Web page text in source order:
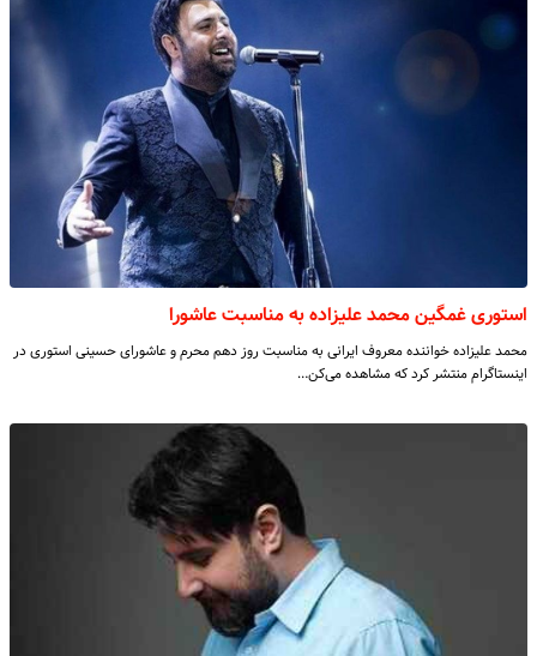
استوری غمگین محمد علیزاده به مناسبت عاشورا
محمد علیزاده خواننده معروف ایرانی به مناسبت روز دهم محرم و عاشورای حسینی استوری در
اینستاگرام منتشر کرد که مشاهده می‌کن…